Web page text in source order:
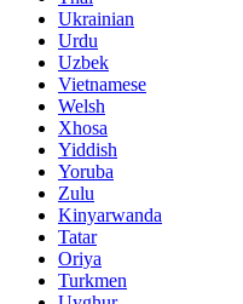
Ukrainian
Urdu
Uzbek
Vietnamese
Welsh
Xhosa
Yiddish
Yoruba
Zulu
Kinyarwanda
Tatar
Oriya
Turkmen